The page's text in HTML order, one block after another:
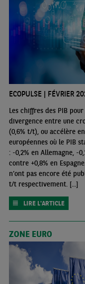
ECOPULSE | FÉVRIER
Les chiffres des PIB
divergence entre une
(0,6% t/t), ou accélère
européennes où le PIB
: -0,2% en Allemagne, -
contre +0,8% en
n’ont pas encore été
t/t respectivement. [...]
LIRE L'ARTICLE
ZONE EURO